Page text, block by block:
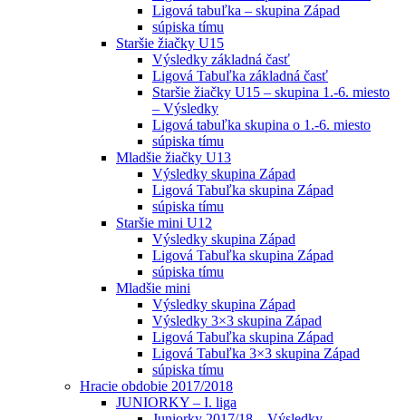
Ligová tabuľka – skupina Západ
súpiska tímu
Staršie žiačky U15
Výsledky základná časť
Ligová Tabuľka základná časť
Staršie žiačky U15 – skupina 1.-6. miesto
– Výsledky
Ligová tabuľka skupina o 1.-6. miesto
súpiska tímu
Mladšie žiačky U13
Výsledky skupina Západ
Ligová Tabuľka skupina Západ
súpiska tímu
Staršie mini U12
Výsledky skupina Západ
Ligová Tabuľka skupina Západ
súpiska tímu
Mladšie mini
Výsledky skupina Západ
Výsledky 3×3 skupina Západ
Ligová Tabuľka skupina Západ
Ligová Tabuľka 3×3 skupina Západ
súpiska tímu
Hracie obdobie 2017/2018
JUNIORKY – I. liga